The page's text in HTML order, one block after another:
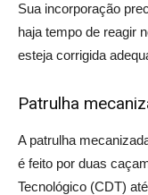
Sua incorporação
haja tempo de reagir
esteja corrigida
Patrulha
A patrulha
é feito por duas
Tecnológico (CDT)